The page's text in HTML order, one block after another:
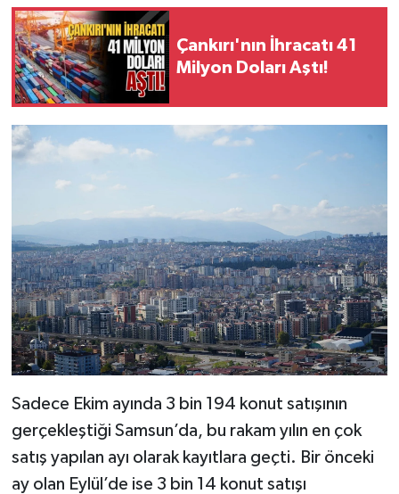
Çankırı'nın İhracatı 41
Milyon Doları Aştı!
Sadece Ekim ayında 3 bin 194 konut satışının
gerçekleştiği Samsun’da, bu rakam yılın en çok
satış yapılan ayı olarak kayıtlara geçti. Bir önceki
ay olan Eylül’de ise 3 bin 14 konut satışı